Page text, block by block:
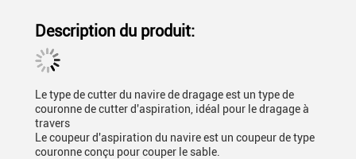
Description du produit:
Le type de cutter du navire de dragage est un type de
couronne de cutter d'aspiration, idéal pour le dragage à
travers
Le coupeur d'aspiration du navire est un coupeur de type
couronne conçu pour couper le sable.